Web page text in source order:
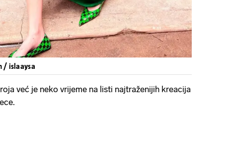
/ islaaysa
već je neko vrijeme na listi najtraženijih kreacija